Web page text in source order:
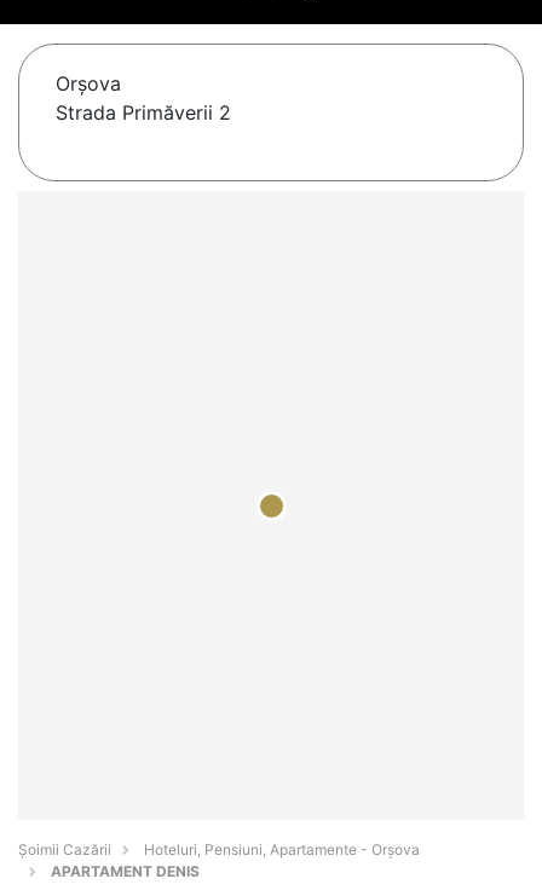
Orşova
Strada Primăverii 2
Șoimii Cazării
Hoteluri, Pensiuni, Apartamente - Orşova
APARTAMENT DENIS